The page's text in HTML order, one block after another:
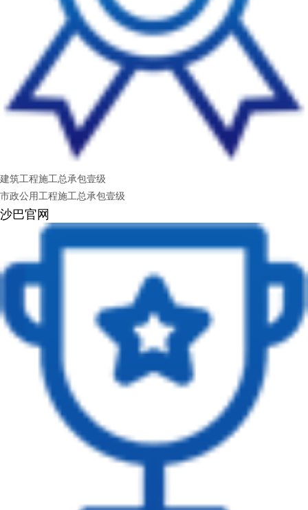
建筑工程施工总承包壹级
市政公用工程施工总承包壹级
沙巴官网